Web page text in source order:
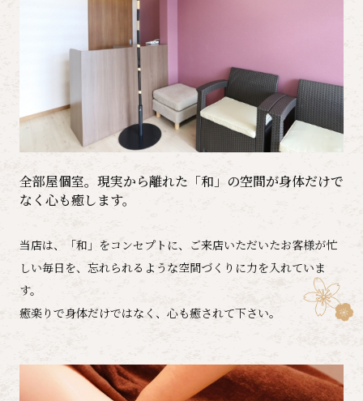
全部屋個室。現実から離れた「和」の空間が​​​​​​​​​​​​​​身体だけで
なく心も癒します。
当店は、「和」をコンセプトに、ご来店いただいたお客様が忙
しい毎日を、忘れられるような空間づくりに力を入れていま
す。
癒楽りで身体だけではなく、心も癒されて下さい。